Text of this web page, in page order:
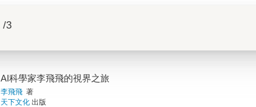
/3
AI科學家李飛飛的視界之旅
李飛飛 著
天下文化 出版